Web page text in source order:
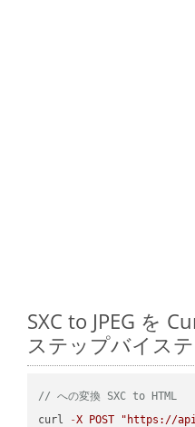
SXC to JPEG を
ステップバイス
// への変換 SXC to HTML
curl
-X POST
"https://